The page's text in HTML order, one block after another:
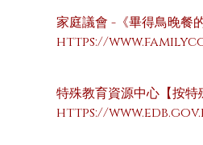
家庭議會 -《畢得鳥晚餐
https://
特殊教育資源中心【按特
https://